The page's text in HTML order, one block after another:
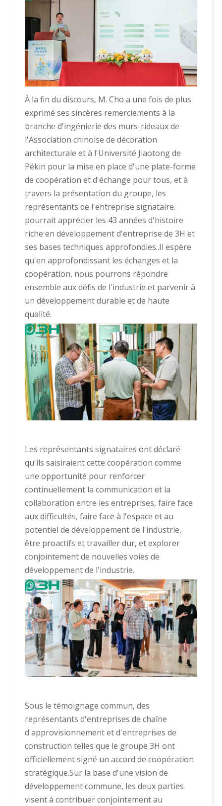
À la fin du discours, M. Cho a une fois de plus
exprimé ses sincères remerciements à la
branche d'ingénierie des murs-rideaux de
l'Association chinoise de décoration
architecturale et à l'Université Jiaotong de
Pékin pour la mise en place d'une plate-forme
de coopération et d'échange pour tous, et à
travers la présentation du groupe, les
représentants de l'entreprise signataire.
pourrait apprécier les 43 années d'histoire
riche en développement d'entreprise de 3H et
ses bases techniques approfondies..Il espère
qu'en approfondissant les échanges et la
coopération, nous pourrons répondre
ensemble aux défis de l'industrie et parvenir à
un développement durable et de haute
qualité.
Les représentants signataires ont déclaré
qu'ils saisiraient cette coopération comme
une opportunité pour renforcer
continuellement la communication et la
collaboration entre les entreprises, faire face
aux difficultés, faire face à l'espace et au
potentiel de développement de l'industrie,
être proactifs et travailler dur, et explorer
conjointement de nouvelles voies de
développement de l'industrie.
Sous le témoignage commun, des
représentants d'entreprises de chaîne
d'approvisionnement et d'entreprises de
construction telles que le groupe 3H ont
officiellement signé un accord de coopération
stratégique.Sur la base d'une vision de
développement commune, les deux parties
visent à contribuer conjointement au